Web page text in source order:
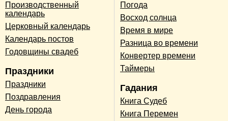
Производственный
календарь
Церковный календарь
Календарь постов
Годовщины свадеб
Праздники
Праздники
Поздравления
День города
Погода
Восход солнца
Время в мире
Разница во времени
Конвертер времени
Таймеры
Гадания
Книга Судеб
Книга Перемен